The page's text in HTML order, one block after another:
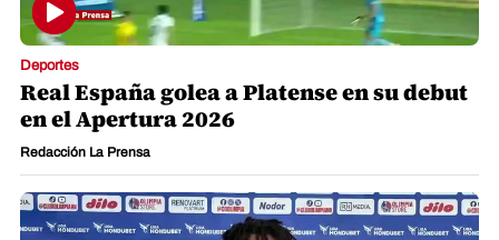
Deportes
Real España golea a Platense en su debut
en el Apertura 2026
Redacción La Prensa